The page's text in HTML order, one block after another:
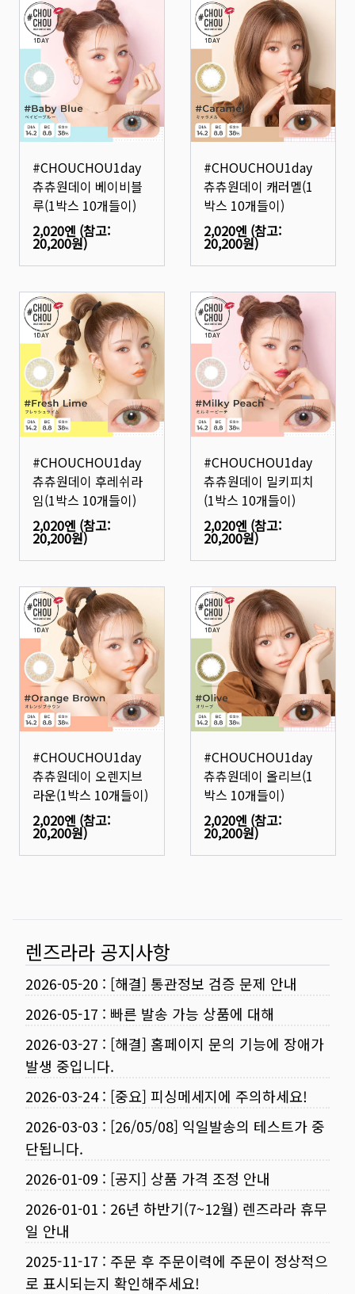
#CHOUCHOU1day
츄츄원데이 베이비블
루(1박스 10개들이)
2,020엔 (참고:
20,200원)
#CHOUCHOU1day
츄츄원데이 캐러멜(1
박스 10개들이)
2,020엔 (참고:
20,200원)
#CHOUCHOU1day
츄츄원데이 후레쉬라
임(1박스 10개들이)
2,020엔 (참고:
20,200원)
#CHOUCHOU1day
츄츄원데이 밀키피치
(1박스 10개들이)
2,020엔 (참고:
20,200원)
#CHOUCHOU1day
츄츄원데이 오렌지브
라운(1박스 10개들이)
2,020엔 (참고:
20,200원)
#CHOUCHOU1day
츄츄원데이 올리브(1
박스 10개들이)
2,020엔 (참고:
20,200원)
렌즈라라 공지사항
2026-05-20 : [해결] 통관정보 검증 문제 안내
2026-05-17 : 빠른 발송 가능 상품에 대해
2026-03-27 : [해결] 홈페이지 문의 기능에 장애가
발생 중입니다.
2026-03-24: [중요] 피싱메세지에 주의하세요!
2026-03-03 : [26/05/08] 익일발송의 테스트가 중
단됩니다.
2026-01-09 : [공지] 상품 가격 조정 안내
2026-01-01 : 26년 하반기(7~12월) 렌즈라라 휴무
일 안내
2025-11-17 : 주문 후 주문이력에 주문이 정상적으
로 표시되는지 확인해주세요!